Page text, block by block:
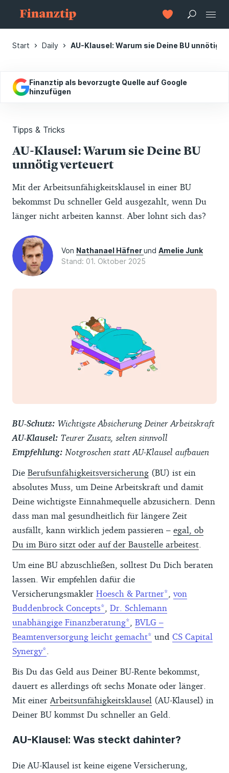
Start Daily AU-Klausel: Warum sie Deine BU unnötig
Finanztip als bevorzugte Quelle auf Google
hinzufügen
Tipps & Tricks
AU-Klausel: Warum sie Deine BU
unnötig verteuert
Mit der Arbeitsunfähigkeitsklausel in einer BU
bekommst Du schneller Geld ausgezahlt, wenn Du
länger nicht arbeiten kannst. Aber lohnt sich das?
Von Nathanael Häfnerund Amelie Junk
Stand: 01. Oktober 2025
BU-Schutz: Wichtigste Absicherung Deiner Arbeitskraft
AU-Klausel: Teurer Zusatz, selten sinnvoll
Empfehlung: Notgroschen statt AU-Klausel aufbauen
Die Berufsunfähigkeitsversicherung (BU) ist ein
absolutes Muss, um Deine Arbeitskraft und damit
Deine wichtigste Einnahmequelle abzusichern. Denn
dass man mal gesundheitlich für längere Zeit
ausfällt, kann wirklich jedem passieren – egal, ob
Du im Büro sitzt oder auf der Baustelle arbeitest
Um eine BU abzuschließen, solltest Du Dich beraten
lassen. Wir empfehlen dafür die
Versicherungsmakler Hoesch & Partner
von
Buddenbrock Concepts
Dr. Schlemann
unabhängige Finanzberatung
BVLG –
Beamtenversorgung leicht gemacht
und CS Capital
Synergy
Bis Du das Geld aus Deiner BU-Rente bekommst,
dauert es allerdings oft sechs Monate oder länger.
Mit einer Arbeitsunfähigkeitsklausel (AU-Klausel) in
Deiner BU kommst Du schneller an Geld.
AU-Klausel: Was steckt dahinter?
Die AU-Klausel ist keine eigene Versicherung,